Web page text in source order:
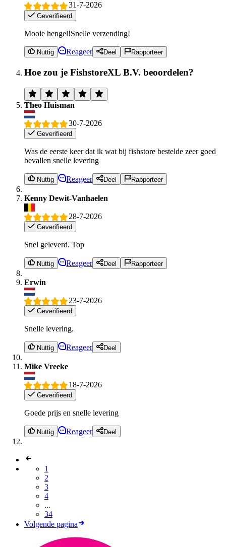
31-7-2026
Geverifieerd
Mooie hengel!Snelle verzending!
Nuttig Reageer Deel Rapporteer
Hoe zou je FishstoreXL B.V. beoordelen?
Theo Huisman
30-7-2026
Geverifieerd
Was de eerste keer dat ik wat bij fishstore bestelde zeer goed
bevallen snelle levering
Nuttig Reageer Deel Rapporteer
Kenny Dewit-Vanhaelen
28-7-2026
Geverifieerd
Snel geleverd. Top
Nuttig Reageer Deel Rapporteer
Erwin
23-7-2026
Geverifieerd
Snelle levering.
Nuttig Reageer Deel
Mike Vreeke
18-7-2026
Geverifieerd
Goede prijs en snelle levering
Nuttig Reageer Deel
1
2
3
4
...
34
Volgende pagina